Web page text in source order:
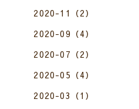
2020-11（2）
2020-09（4）
2020-07（2）
2020-05（4）
2020-03（1）